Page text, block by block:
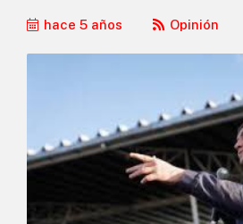
hace 5 años Opinión